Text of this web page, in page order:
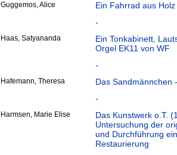
Guggemos, Alice
Ein Fahrrad aus
-
Haas, Satyananda
Ein Tonkabinett,
Orgel EK11 von WF
-
Hafemann, Theresa
Das Sandmännchen
-
Harmsen, Marie Elise
Das Kunstwerk o.T.
Untersuchung der
und Durchführung
Restaurierung